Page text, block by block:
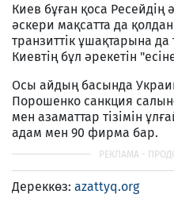
Киев бұған қоса
әскери мақсатта да
транзиттік ұшақтарына
Киевтің бұл әрекетін
Осы айдың басында
Порошенко санкция
мен азаматтар тізімін
адам мен 90 фирма бар.
Дереккөз: azattyq.org